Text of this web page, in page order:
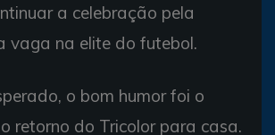
a celebração pela
vaga na elite do futebol.
o bom humor foi o
retorno do Tricolor para casa.